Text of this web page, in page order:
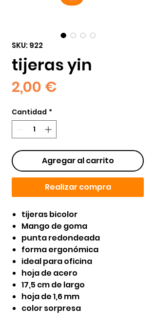
SKU: 922
tijeras yin
2,00 €
Cantidad *
Agregar al carrito
Realizar compra
tijeras bicolor
Mango de goma
punta redondeada
forma ergonómica
ideal para oficina
hoja de acero
17,5 cm de largo
hoja de 1,6 mm
color sorpresa